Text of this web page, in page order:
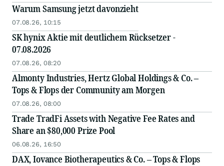
Warum Samsung jetzt davonzieht
07.08.26, 10:15
SK hynix Aktie mit deutlichem Rücksetzer -
07.08.2026
07.08.26, 08:20
Almonty Industries, Hertz Global Holdings & Co. –
Tops & Flops der Community am Morgen
07.08.26, 08:00
Trade TradFi Assets with Negative Fee Rates and
Share an $80,000 Prize Pool
06.08.26, 16:50
DAX, Iovance Biotherapeutics & Co. – Tops & Flops